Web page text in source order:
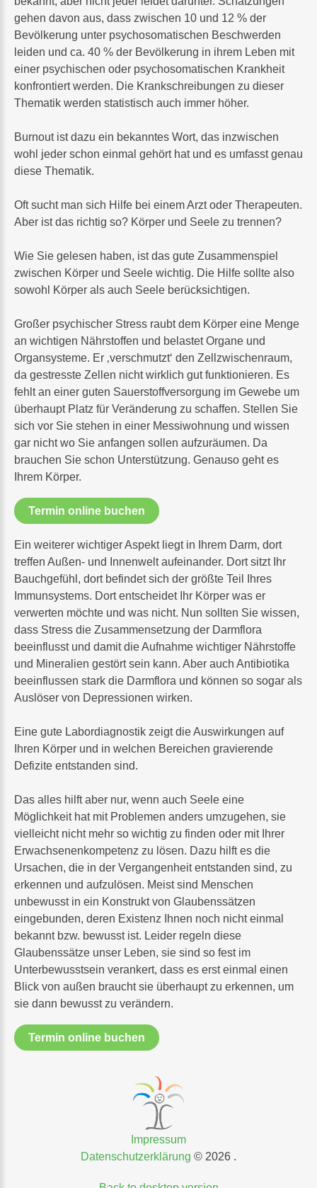
gehen davon aus, dass zwischen 10 und 12 % der
Bevölkerung unter psychosomatischen Beschwerden
leiden und ca. 40 % der Bevölkerung in ihrem Leben mit
einer psychischen oder psychosomatischen Krankheit
konfrontiert werden. Die Krankschreibungen zu dieser
Thematik werden statistisch auch immer höher.
Burnout ist dazu ein bekanntes Wort, das inzwischen
wohl jeder schon einmal gehört hat und es umfasst genau
diese Thematik.
Oft sucht man sich Hilfe bei einem Arzt oder Therapeuten.
Aber ist das richtig so? Körper und Seele zu trennen?
Wie Sie gelesen haben, ist das gute Zusammenspiel
zwischen Körper und Seele wichtig. Die Hilfe sollte also
sowohl Körper als auch Seele berücksichtigen.
Großer psychischer Stress raubt dem Körper eine Menge
an wichtigen Nährstoffen und belastet Organe und
Organsysteme. Er ‚verschmutzt‘ den Zellzwischenraum,
da gestresste Zellen nicht wirklich gut funktionieren. Es
fehlt an einer guten Sauerstoffversorgung im Gewebe um
überhaupt Platz für Veränderung zu schaffen. Stellen Sie
sich vor Sie stehen in einer Messiwohnung und wissen
gar nicht wo Sie anfangen sollen aufzuräumen. Da
brauchen Sie schon Unterstützung. Genauso geht es
Ihrem Körper.
Termin online buchen
Ein weiterer wichtiger Aspekt liegt in Ihrem Darm, dort
treffen Außen- und Innenwelt aufeinander. Dort sitzt Ihr
Bauchgefühl, dort befindet sich der größte Teil Ihres
Immunsystems. Dort entscheidet Ihr Körper was er
verwerten möchte und was nicht. Nun sollten Sie wissen,
dass Stress die Zusammensetzung der Darmflora
beeinflusst und damit die Aufnahme wichtiger Nährstoffe
und Mineralien gestört sein kann. Aber auch Antibiotika
beeinflussen stark die Darmflora und können so sogar als
Auslöser von Depressionen wirken.
Eine gute Labordiagnostik zeigt die Auswirkungen auf
Ihren Körper und in welchen Bereichen gravierende
Defizite entstanden sind.
Das alles hilft aber nur, wenn auch Seele eine
Möglichkeit hat mit Problemen anders umzugehen, sie
vielleicht nicht mehr so wichtig zu finden oder mit Ihrer
Erwachsenenkompetenz zu lösen. Dazu hilft es die
Ursachen, die in der Vergangenheit entstanden sind, zu
erkennen und aufzulösen. Meist sind Menschen
unbewusst in ein Konstrukt von Glaubenssätzen
eingebunden, deren Existenz Ihnen noch nicht einmal
bekannt bzw. bewusst ist. Leider regeln diese
Glaubenssätze unser Leben, sie sind so fest im
Unterbewusstsein verankert, dass es erst einmal einen
Blick von außen braucht sie überhaupt zu erkennen, um
sie dann bewusst zu verändern.
Termin online buchen
Impressum
Datenschutzerklärung © 2026